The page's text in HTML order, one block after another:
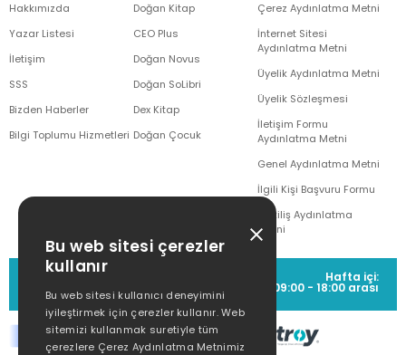
Hakkımızda
Yazar Listesi
İletişim
SSS
Bizden Haberler
Bilgi Toplumu Hizmetleri
Doğan Kitap
CEO Plus
Doğan Novus
Doğan SoLibri
Dex Kitap
Doğan Çocuk
Çerez Aydınlatma Metni
İnternet Sitesi
Aydınlatma Metni
Üyelik Aydınlatma Metni
Üyelik Sözleşmesi
İletişim Formu
Aydınlatma Metni
Genel Aydınlatma Metni
İlgili Kişi Başvuru Formu
Çekiliş Aydınlatma
Metni
MÜŞTERİ HİZMETLERİ
(0212) 373 77 00
Hafta içi:
09:00 - 18:00 arası
Bu web sitesi çerezler
kullanır
Bu web sitesi kullanıcı deneyimini
iyileştirmek için çerezler kullanır. Web
sitemizi kullanmak suretiyle tüm
çerezlere Çerez Aydınlatma Metnimiz